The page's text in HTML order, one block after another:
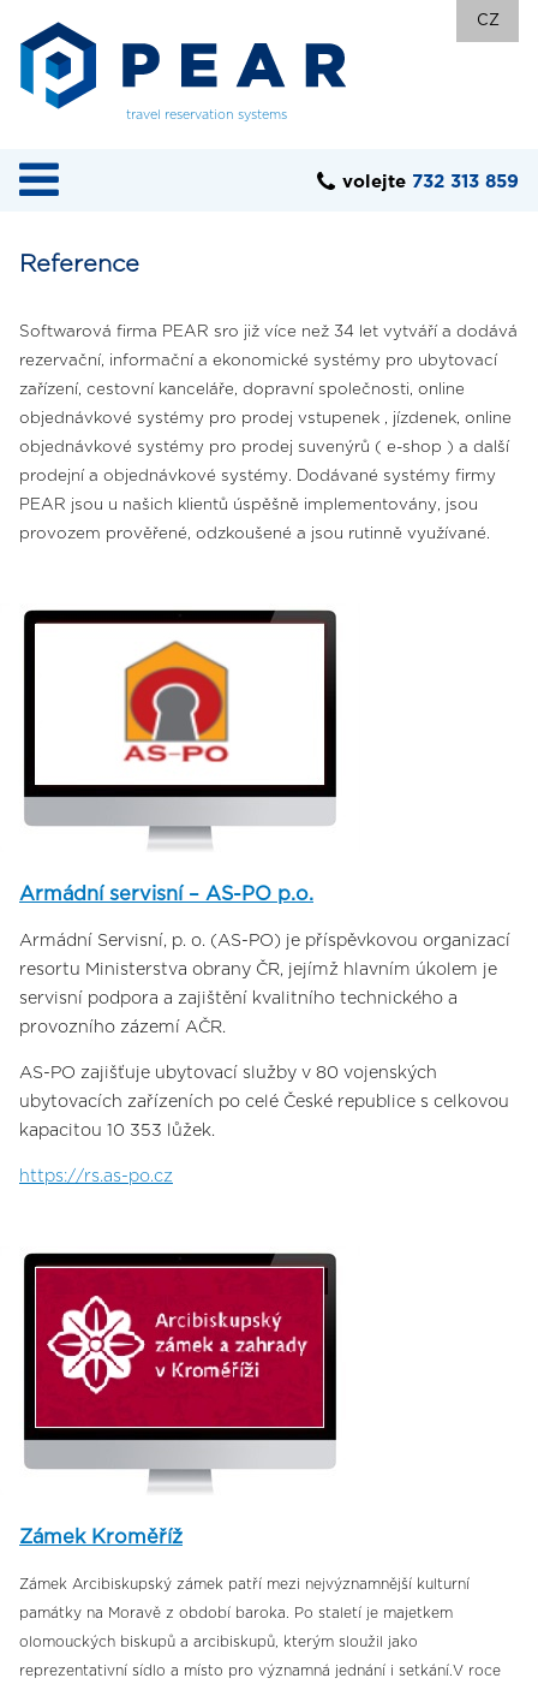
travel reservation systems
CZ
volejte 732 313 859
Reference
Softwarová firma PEAR sro již více než 34 let vytváří a dodává
rezervační, informační a ekonomické systémy pro ubytovací
zařízení, cestovní kanceláře, dopravní společnosti, online
objednávkové systémy pro prodej vstupenek , jízdenek, online
objednávkové systémy pro prodej suvenýrů ( e-shop ) a další
prodejní a objednávkové systémy. Dodávané systémy firmy
PEAR jsou u našich klientů úspěšně implementovány, jsou
provozem prověřené, odzkoušené a jsou rutinně využívané.
Armádní servisní – AS-PO p.o.
Armádní Servisní, p. o. (AS-PO) je příspěvkovou organizací
resortu Ministerstva obrany ČR, jejímž hlavním úkolem je
servisní podpora a zajištění kvalitního technického a
provozního zázemí AČR.
AS-PO zajišťuje ubytovací služby v 80 vojenských
ubytovacích zařízeních po celé České republice s celkovou
kapacitou 10 353 lůžek.
https://rs.as-po.cz
Zámek Kroměříž
Zámek Arcibiskupský zámek patří mezi nejvýznamnější kulturní
památky na Moravě z období baroka. Po staletí je majetkem
olomouckých biskupů a arcibiskupů, kterým sloužil jako
reprezentativní sídlo a místo pro významná jednání i setkání.V roce